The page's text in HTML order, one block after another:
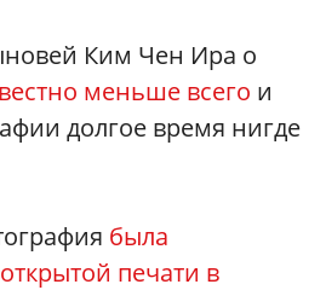
Ким Чен Ира о
меньше всего и
долгое время нигде
была
печати в